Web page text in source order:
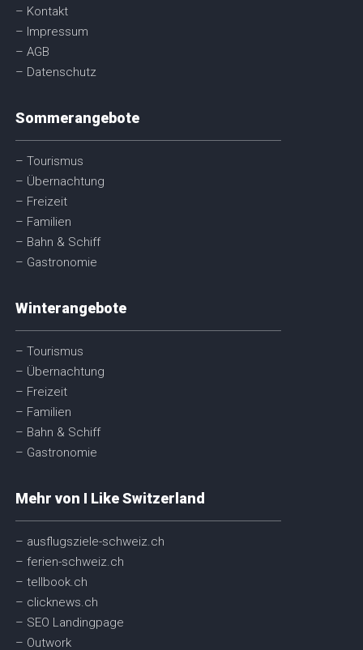
– Kontakt
– Impressum
– AGB
– Datenschutz
Sommerangebote
– Tourismus
– Übernachtung
– Freizeit
– Familien
– Bahn & Schiff
– Gastronomie
Winterangebote
– Tourismus
– Übernachtung
– Freizeit
– Familien
– Bahn & Schiff
– Gastronomie
Mehr von I Like Switzerland
– ausflugsziele-schweiz.ch
– ferien-schweiz.ch
– tellbook.ch
– clicknews.ch
– SEO Landingpage
– Outwork